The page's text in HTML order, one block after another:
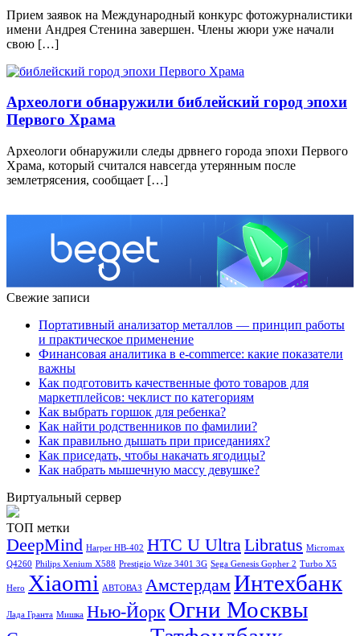
Прием заявок на Международный конкурс фотожурналистики
имени Андрея Стенина завершен. Члены жюри уже начали
свою […]
Археологи обнаружили библейский город эпохи
Первого Храма
Археологи обнаружили следы дрвнего города эпохи Первого
Храма, который считался навсегда утерянным после
землетрясения, сообщает […]
Свежие записи
Портативный анализатор металлов — принцип работы
и практическое применение
Финансовая аналитика в e-commerce: какие показатели
важны
Как подготовить качественные фото товаров для
маркетплейсов: чеклист по категориям
Как выбрать горшок для ребенка?
Как найти родственников по фамилии?
Как правильно дышать при приседаниях?
Как приседать, чтобы накачать ягодицы?
Как набрать мышечную массу девушке?
Виртуальный сервер
ТОП метки
DeepMind Harper HB-402 HTC U UltraLibratus Micromax
Q4260 Philips Xenium X588 Prestigio Wize 3401 3G Sega Genesis Gopher 2 Turbo X5
Hero Xiaomi АВТОВАЗ АмстердамИнтехбанк
Лада Гранта Мишка Нью-Йорк Огни Москвы